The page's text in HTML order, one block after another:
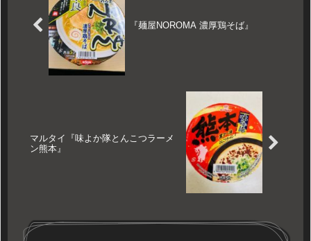
『麺屋NOROMA 濃厚鶏そば』
マルタイ『味よか隊とんこつラーメ
ン熊本』